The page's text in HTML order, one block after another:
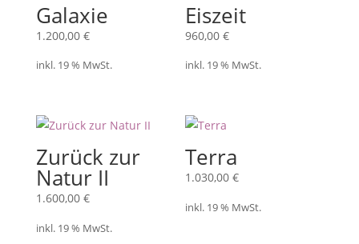
Galaxie
1.200,00 €
inkl. 19 % MwSt.
Eiszeit
960,00€
inkl. 19 % MwSt.
Zurück zur
Natur II
1.600,00 €
inkl. 19 % MwSt.
Terra
1.030,00€
inkl. 19 % MwSt.